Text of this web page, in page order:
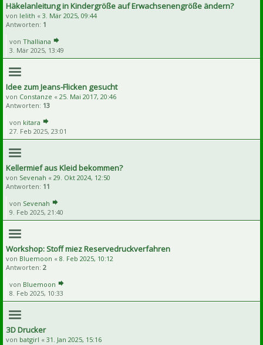
Häkelanleitung in Kindergröße auf Erwachsenengröße ändern?
von lelith « 3. Mär 2025, 09:44
Antworten: 1
von Thalliana
3. Mär 2025, 13:49
Idee zum Jeans-Flicken gesucht
von Constanze « 25. Mai 2017, 20:46
Antworten: 13
von kitara
27. Feb 2025, 23:01
Kellermief aus Kleid bekommen?
von Sevenah « 29. Okt 2024, 12:50
Antworten: 11
von Sevenah
9. Feb 2025, 21:40
Workshop: Stoff miez Reservedruckverfahren
von Bluemoon « 8. Feb 2025, 10:12
Antworten: 2
von Bluemoon
8. Feb 2025, 10:33
3D Drucker
von batgirl « 31. Jan 2025, 15:16